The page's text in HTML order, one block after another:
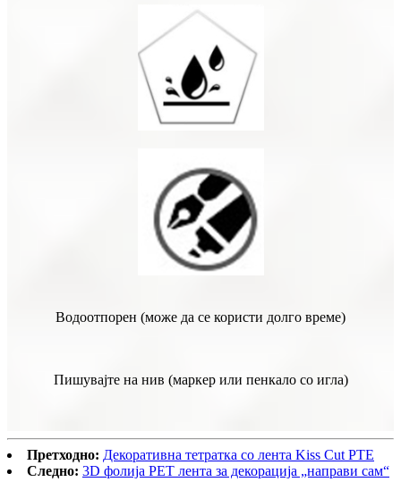
Водоотпорен (може да се користи долго време)
Пишувајте на нив (маркер или пенкало со игла)
Претходно: Декоративна тетратка со лента Kiss Cut PTE
Следно: 3D фолија PET лента за декорација „направи сам“